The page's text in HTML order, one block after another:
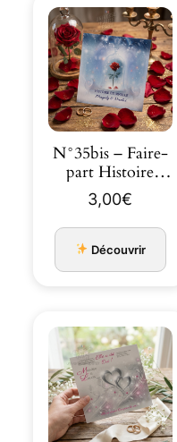
N°35bis – Faire-
part Histoire
éternelle belle e…
3,00€
Découvrir